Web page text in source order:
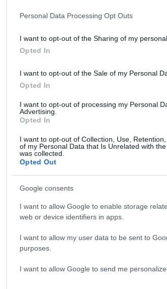
Personal Data Processing Opt Outs
I want to opt-out of the Sharing of my personal
Opted In
I want to opt-out of the Sale of my Personal
Opted In
I want to opt-out of processing my Personal
Advertising.
Opted In
I want to opt-out of Collection, Use,
of my Personal Data that Is Unrelated with
was collected.
Opted Out
Google consents
I want to allow Google to enable storage
web or device identifiers in apps.
I want to allow my user data to be sent to
purposes.
I want to allow Google to send me
FORMA-1
Adrian Newey tiszta vizet öntött
a pohárba Fernando Alonso
Váratlan
Lawson a